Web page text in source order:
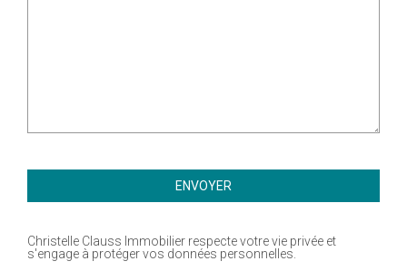
ENVOYER
Christelle Clauss Immobilier respecte votre vie privée et
s'engage à protéger vos données personnelles.